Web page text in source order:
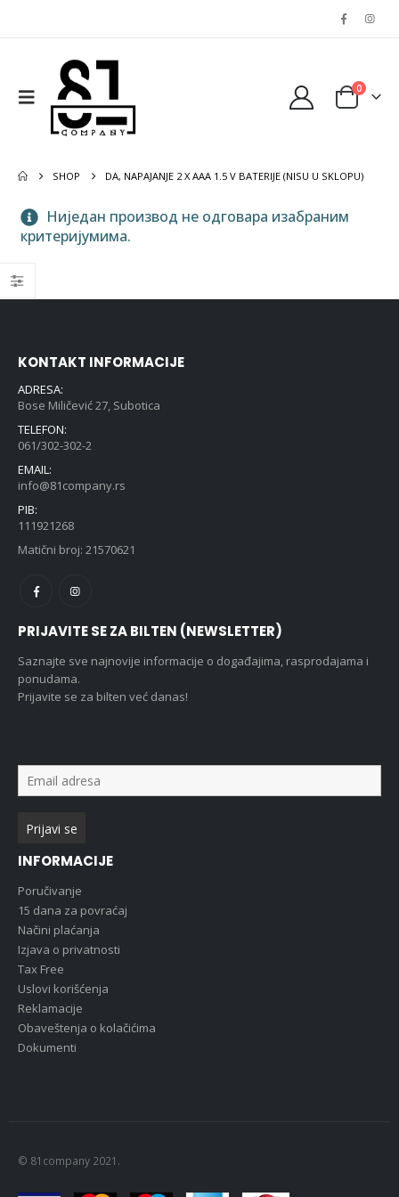
0
SHOP DA, NAPAJANJE 2 X AAA 1.5 V BATERIJE (NISU U SKLOPU)
Ниједан производ не одговара изабраним
критеријумима.
KONTAKT INFORMACIJE
ADRESA:
Bose Miličević 27, Subotica
TELEFON:
061/302-302-2
EMAIL:
info@81company.rs
PIB:
111921268
Matični broj: 21570621
PRIJAVITE SE ZA BILTEN (NEWSLETTER)
Saznajte sve najnovije informacije o događajima, rasprodajama i
ponudama.
Prijavite se za bilten već danas!
INFORMACIJE
Poručivanje
15 dana za povraćaj
Načini plaćanja
Izjava o privatnosti
Tax Free
Uslovi korišćenja
Reklamacije
Obaveštenja o kolačićima
Dokumenti
© 81company 2021.